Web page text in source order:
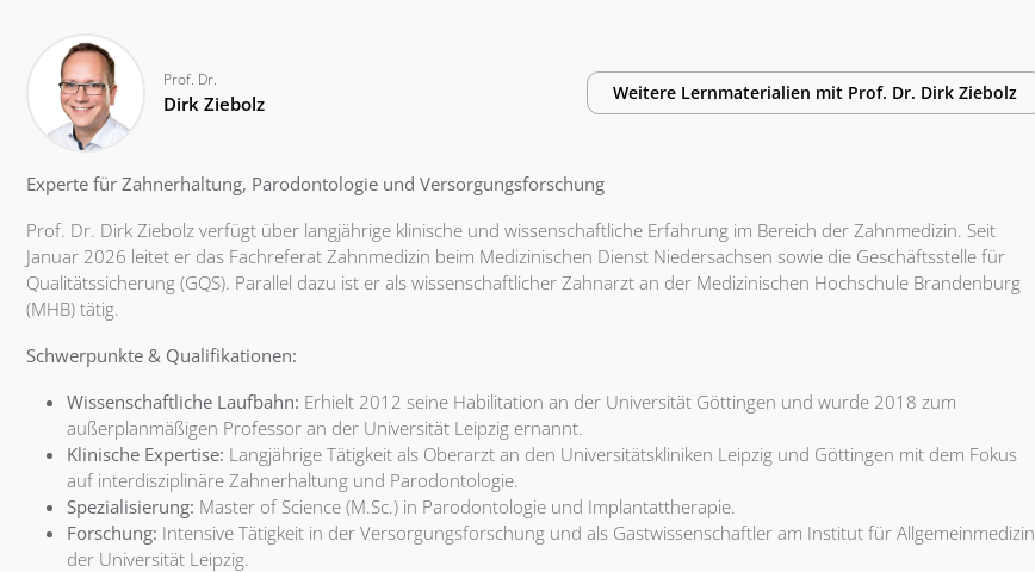
Prof. Dr.
Dirk Ziebolz Weitere Lernmaterialien mit Prof. Dr. Dirk Ziebolz
Experte für Zahnerhaltung, Parodontologie und Versorgungsforschung
Prof. Dr. Dirk Ziebolz verfügt über langjährige klinische und wissenschaftliche Erfahrung im Bereich der Zahnmedizin. Seit
Januar 2026 leitet er das Fachreferat Zahnmedizin beim Medizinischen Dienst Niedersachsen sowie die Geschäftsstelle für
Qualitätssicherung (GQS). Parallel dazu ist er als wissenschaftlicher Zahnarzt an der Medizinischen Hochschule Brandenburg
(MHB) tätig.
Schwerpunkte & Qualifikationen:
Wissenschaftliche Laufbahn: Erhielt 2012 seine Habilitation an der Universität Göttingen und wurde 2018 zum
außerplanmäßigen Professor an der Universität Leipzig ernannt.
Klinische Expertise: Langjährige Tätigkeit als Oberarzt an den Universitätskliniken Leipzig und Göttingen mit dem Fokus
auf interdisziplinäre Zahnerhaltung und Parodontologie.
Spezialisierung: Master of Science (M.Sc.) in Parodontologie und Implantattherapie.
Forschung: Intensive Tätigkeit in der Versorgungsforschung und als Gastwissenschaftler am Institut für Allgemeinmedizin
der Universität Leipzig.